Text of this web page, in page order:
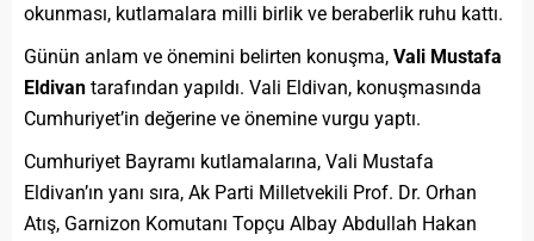
okunması, kutlamalara milli birlik ve beraberlik ruhu kattı.
Günün anlam ve önemini belirten konuşma, Vali Mustafa
Eldivan tarafından yapıldı. Vali Eldivan, konuşmasında
Cumhuriyet’in değerine ve önemine vurgu yaptı.
Cumhuriyet Bayramı kutlamalarına, Vali Mustafa
Eldivan’ın yanı sıra, Ak Parti Milletvekili Prof. Dr. Orhan
Atış, Garnizon Komutanı Topçu Albay Abdullah Hakan